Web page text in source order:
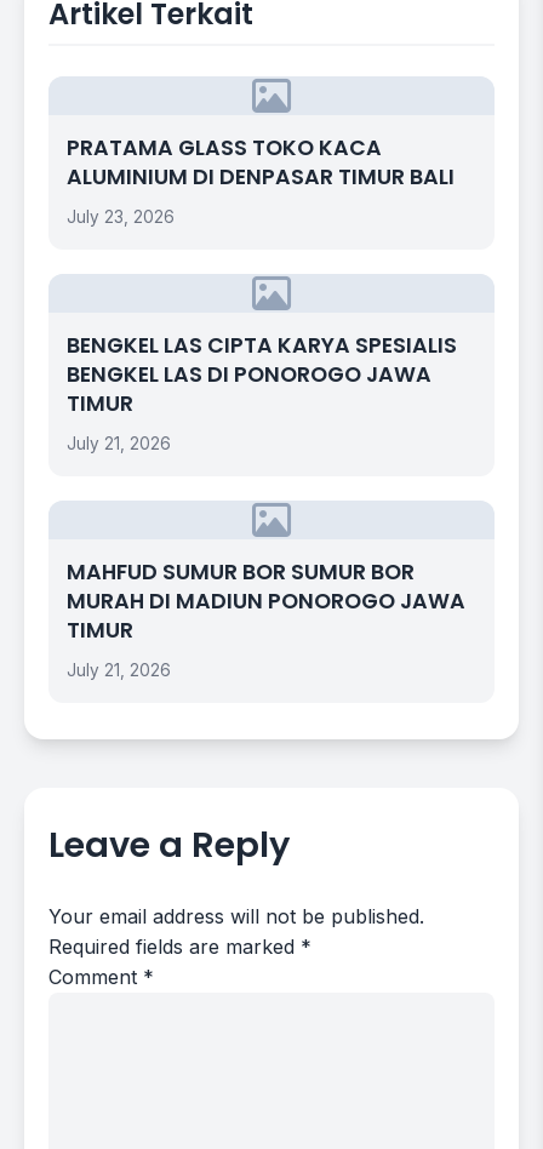
Artikel Terkait
PRATAMA GLASS TOKO KACA
ALUMINIUM DI DENPASAR TIMUR BALI
July 23, 2026
BENGKEL LAS CIPTA KARYA SPESIALIS
BENGKEL LAS DI PONOROGO JAWA
TIMUR
July 21, 2026
MAHFUD SUMUR BOR SUMUR BOR
MURAH DI MADIUN PONOROGO JAWA
TIMUR
July 21, 2026
Leave a Reply
Your email address will not be published.
Required fields are marked *
Comment *